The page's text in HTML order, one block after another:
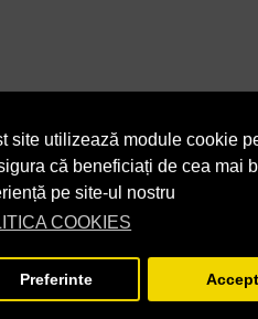
site utilizează module cookie
că beneficiați de cea mai
pe site-ul nostru
COOKIES
Preferinte Accept